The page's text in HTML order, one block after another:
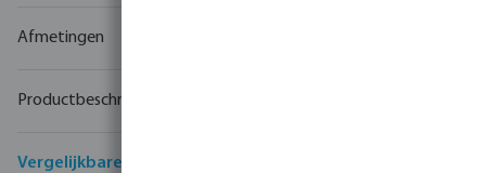
Afmetingen
Productbeschrijving
Vergelijkbare producten